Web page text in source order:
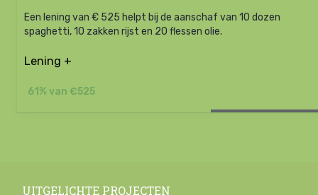
Een lening van € 525 helpt bij de aanschaf van 10 dozen
spaghetti, 10 zakken rijst en 20 flessen olie.
Lening +
61% van €525
UITGELICHTE PROJECTEN